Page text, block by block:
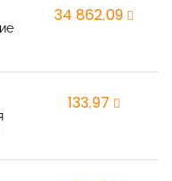
34 862,09
133,97